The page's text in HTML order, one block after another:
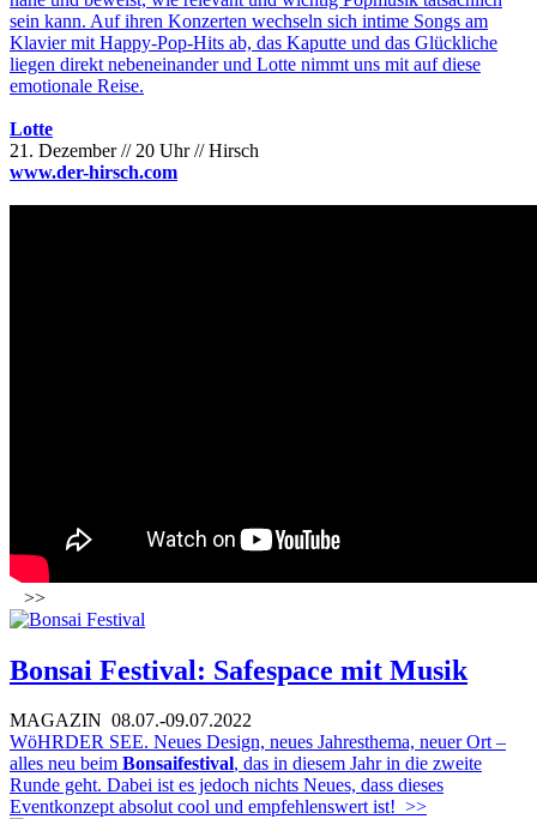
sein kann. Auf ihren Konzerten wechseln sich intime Songs am
Klavier mit Happy-Pop-Hits ab, das Kaputte und das Glückliche
liegen direkt nebeneinander und Lotte nimmt uns mit auf diese
emotionale Reise.
Lotte
21. Dezember // 20 Uhr // Hirsch
www.der-hirsch.com
>>
Bonsai Festival: Safespace mit Musik
MAGAZIN 08.07.-09.07.2022
WöHRDER SEE. Neues Design, neues Jahresthema, neuer Ort –
alles neu beim Bonsaifestival, das in diesem Jahr in die zweite
Runde geht. Dabei ist es jedoch nichts Neues, dass dieses
Eventkonzept absolut cool und empfehlenswert ist! >>